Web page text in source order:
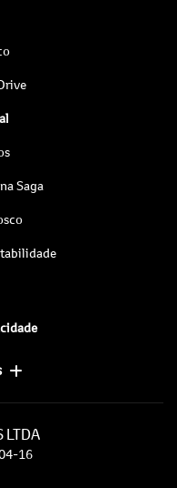
Saga
LTDA
16